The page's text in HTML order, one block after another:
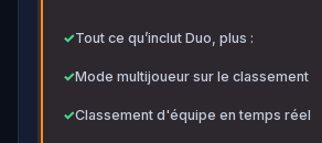
✓Tout ce qu’inclut Duo, plus :
✓Mode multijoueur sur le classement
✓Classement d'équipe en temps réel